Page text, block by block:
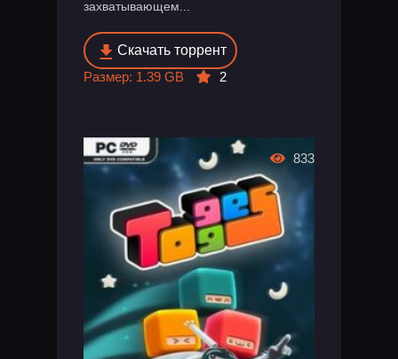
захватывающем...
Скачать торрент
Размер: 1.39 GB
2
833